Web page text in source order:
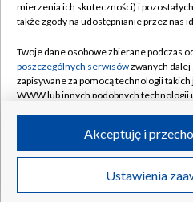
Naziemna Telewizja Cyfrowa
Rada Programowa
System NOS
Informacje o nadawcy
Program dla prasy
Ogłoszenie przetargowe
©2026 Telewizja
mierzenia ich skuteczności) i
także zgody na udostępnianie przez nas
Twoje dane osobowe zbierane podczas
poszczególnych serwisówzwanych
zapisywane za pomocą technologii
WWW lub innych podobnych
ruchu w Internecie.
Twoje dane osobowe zbierane podczas
poszczególnych serwisówna Portalu,
Ustawienia
Akceptuję i